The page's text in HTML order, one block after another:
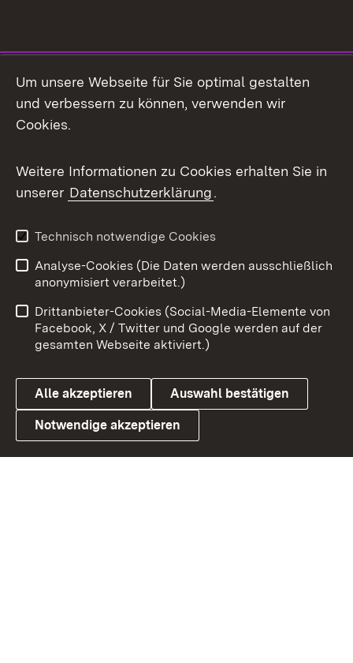
Facebook
X / Twitter
Youtube
Link zum Landesportal
Impressum
Kontakt
Barrierefreiheit
Datenschutz
Cookies
Um unsere Webseite für Sie optimal gestalten
und verbessern zu können, verwenden wir
Cookies.
Weitere Informationen zu Cookies erhalten Sie in
unserer Datenschutzerklärung.
Technisch notwendige Cookies
Analyse-Cookies (Die Daten werden ausschließlich
anonymisiert verarbeitet.)
Drittanbieter-Cookies (Social-Media-Elemente von
Facebook, X / Twitter und Google werden auf der
gesamten Webseite aktiviert.)
Alle akzeptieren Auswahl bestätigen
Notwendige akzeptieren